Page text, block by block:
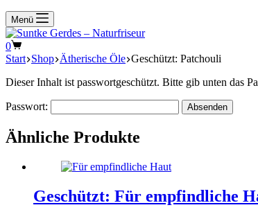
Menü
Warenkorb
0
Start Shop Ätherische Öle Geschützt: Patchouli
Dieser Inhalt ist passwortgeschützt. Bitte gib unten das
Passwort:
Ähnliche Produkte
Geschützt: Für empfindliche